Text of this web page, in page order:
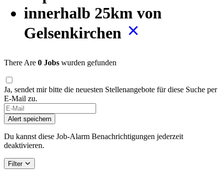
innerhalb 25km von
Gelsenkirchen
There Are 0 Jobs wurden gefunden
Ja, sendet mir bitte die neuesten Stellenangebote für diese Suche per
E-Mail zu.
Alert speichern
Du kannst diese Job-Alarm Benachrichtigungen jederzeit
deaktivieren.
Filter